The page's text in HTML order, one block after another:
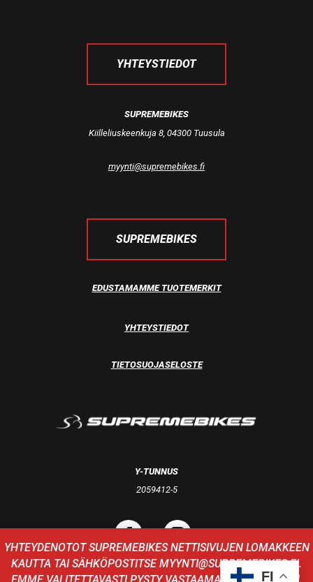
YHTEYDENOTOT SUPREMEBIKES NETTISIVUJEN LOMAKKEEN
KAUTTA TAI SÄHKÖPOSTITSEMYYNTI@SUPREMEBIKES.FI.
YHTEYSTIEDOT
SUPREMEBIKES
Kiilleliuskeenkuja 8, 04300 Tuusula
myynti@supremebikes.fi
SUPREMEBIKES
EDUSTAMAMME TUOTEMERKIT
YHTEYSTIEDOT
TIETOSUOJASELOSTE
Y-TUNNUS
2059412-5
FI